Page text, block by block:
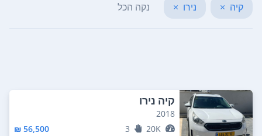
קיה × נירו × נקה הכל
קיה נירו
2018
20K
3
56,500 ₪